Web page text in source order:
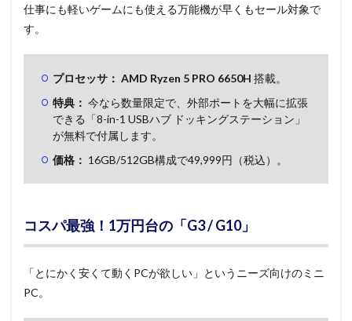
仕事にも軽いゲームにも使える万能機が早くもセール対象で
す。
プロセッサ： AMD Ryzen 5 PRO 6650H 搭載。
特典： 今なら数量限定で、外部ポートを大幅に拡張
できる「8-in-1 USBハブ ドッキングステーション」
が無料で付属します。
価格： 16GB/512GB構成で49,999円（税込）。
コスパ最強！1万円台の「G3 / G10」
「とにかく安くて動くPCが欲しい」というニーズ向けのミニ
PC。